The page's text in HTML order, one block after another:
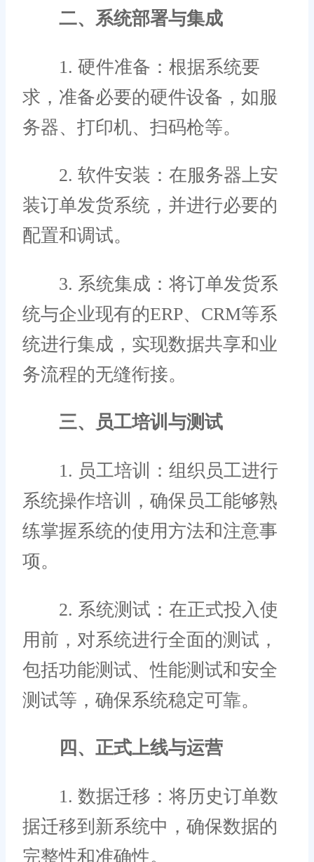
二、系统部署与集成
1. 硬件准备：根据系统要
求，准备必要的硬件设备，如服
务器、打印机、扫码枪等。
2. 软件安装：在服务器上安
装订单发货系统，并进行必要的
配置和调试。
3. 系统集成：将订单发货系
统与企业现有的ERP、CRM等系
统进行集成，实现数据共享和业
务流程的无缝衔接。
三、员工培训与测试
1. 员工培训：组织员工进行
系统操作培训，确保员工能够熟
练掌握系统的使用方法和注意事
项。
2. 系统测试：在正式投入使
用前，对系统进行全面的测试，
包括功能测试、性能测试和安全
测试等，确保系统稳定可靠。
四、正式上线与运营
1. 数据迁移：将历史订单数
据迁移到新系统中，确保数据的
完整性和准确性。